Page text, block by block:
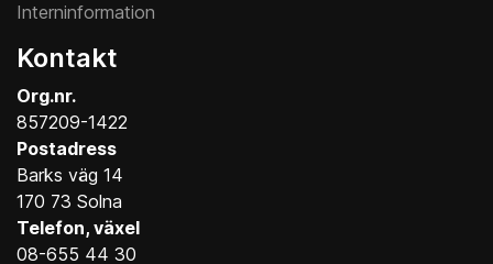
Interninformation
Kontakt
Org.nr.
857209-1422
Postadress
Barks väg 14
170 73 Solna
Telefon, växel
08-655 44 30